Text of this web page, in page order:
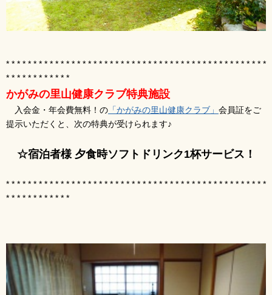
* * * * * * * * * * * * * * * * * * * * * * * * * * * * * * * * * * * * * * * * * * * * * * * *
* * * * * * * * * * * *
かがみの里山健康クラブ特典施設
入会金・年会費無料！の 「かがみの里山健康クラブ」 会員証をご
提示いただくと、次の特典が受けられます♪
☆宿泊者様 夕食時ソフトドリンク1杯サービス！
* * * * * * * * * * * * * * * * * * * * * * * * * * * * * * * * * * * * * * * * * * * * * * * *
* * * * * * * * * * * *